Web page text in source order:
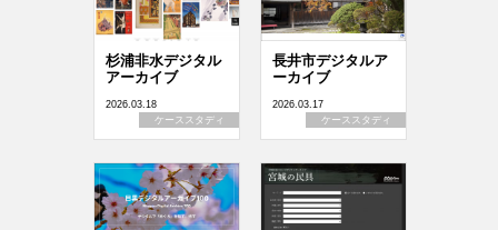
杉浦非水デジタル
アーカイブ
2026.03.18
ケーススタディ
長井市デジタルア
ーカイブ
2026.03.17
ケーススタディ